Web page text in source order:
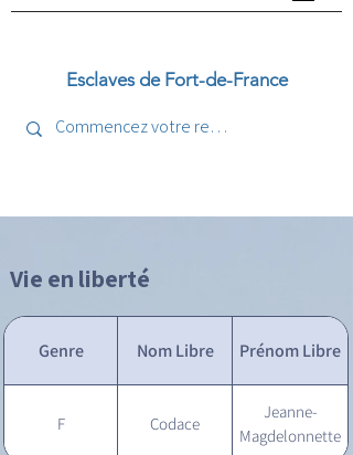
Esclaves de Fort-de-France
Vie en liberté
Genre Nom Libre Prénom Libre
F Codace
Jeanne-
Magdelonnette